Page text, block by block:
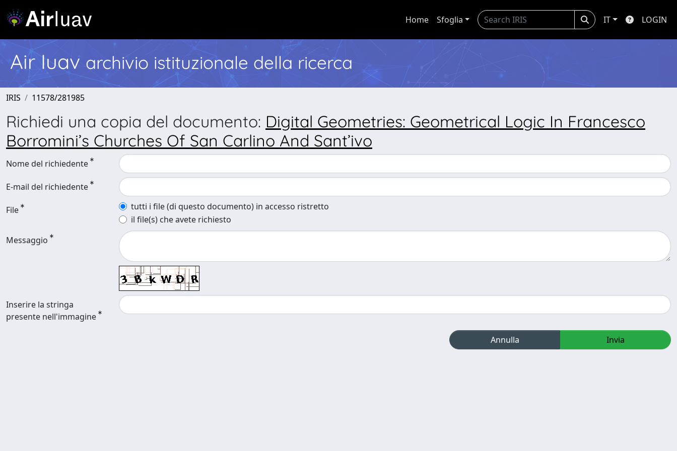
Home Sfoglia IT LOGIN
Air Iuav archivio istituzionale della ricerca
IRIS 11578/281985
Richiedi una copia del documento: Digital Geometries: Geometrical Logic In Francesco
Borromini’s Churches Of San Carlino And Sant’ivo
Nome del richiedente
E-mail del richiedente
File
tutti i file (di questo documento) in accesso ristretto
il file(s) che avete richiesto
Messaggio
Inserire la stringa
presente nell'immagine
Annulla Invia